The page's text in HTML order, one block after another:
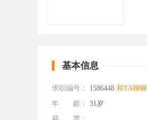
基本信息
求职编号： 1586448 和TA聊聊
年 龄：
31岁